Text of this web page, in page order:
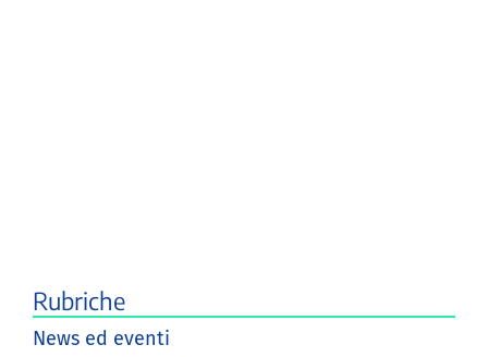
Rubriche
News ed eventi